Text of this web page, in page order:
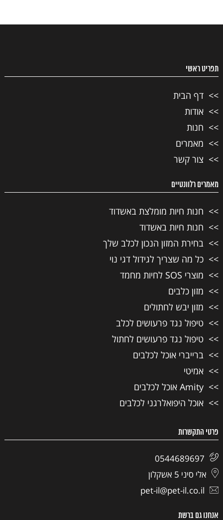
תפריט ראשי
דף הבית
אודות
חנות
מאמרים
צור קשר
מאמרים רלוונטיים
חנות חיות מומלצת באשדוד
חנות חיות באשדוד
בחירת המזון הנכון לכלב שלך
כל מה שצריך לגידול דגי נוי
מוצרי SOS לחיות מחמד
מזון כלבים
מזון יבש לחתולים
טיפול נגד פרעושים לכלב
טיפול נגד פרעושים לחתול
ברייברי אוכל לכלבים
אמיטי
Amity אוכל לכלבים
אוכל היפואלרגני לכלבים
פרטי התקשרות
0544689697
אלי סיני 5 אשקלון
pet-il@pet-il.co.il
אנחנו גם ברשת